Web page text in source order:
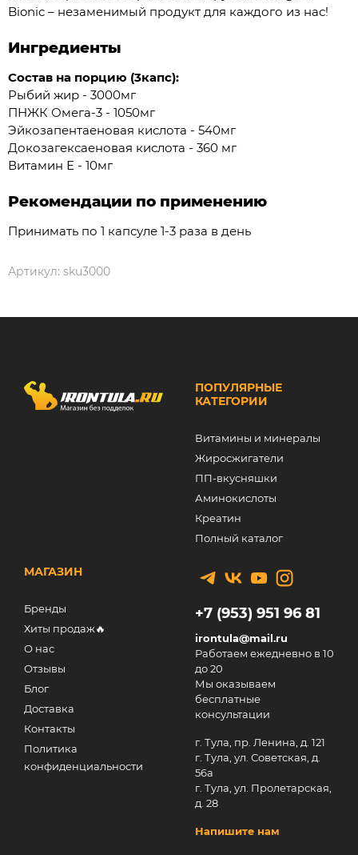
Bionic – незаменимый продукт для каждого из нас!
Ингредиенты
Состав на порцию (3капс):
Рыбий жир - 3000мг
ПНЖК Омега-3 - 1050мг
Эйкозапентаеновая кислота - 540мг
Докозагексаеновая кислота - 360 мг
Витамин Е - 10мг
Рекомендации по применению
Принимать по 1 капсуле 1-3 раза в день
Артикул: sku3000
ПОПУЛЯРНЫЕ
КАТЕГОРИИ
Витамины и минералы
Жиросжигатели
ПП-вкусняшки
Аминокислоты
Креатин
Полный каталог
МАГАЗИН
Бренды
Хиты продаж🔥
О нас
Отзывы
Блог
Доставка
Контакты
Политика
конфиденциальности
+7 (953) 951 96 81
irontula@mail.ru
Работаем ежедневно в 10
до 20
Мы оказываем
бесплатные
консультации
г. Тула, пр. Ленина, д. 121
г. Тула, ул. Советская, д.
56а
г. Тула, ул. Пролетарская,
д. 28
Напишите нам